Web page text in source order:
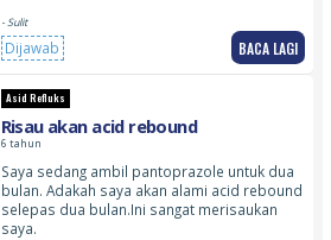
- Sulit
Dijawab BACA LAGI
Asid Refluks
Risau akan acid rebound
6 tahun
Saya sedang ambil pantoprazole untuk dua
bulan. Adakah saya akan alami acid rebound
selepas dua bulan.Ini sangat merisaukan
saya.